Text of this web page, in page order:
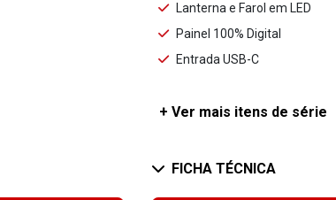
Lanterna e Farol em LED
Painel 100% Digital
Entrada USB-C
+ Ver mais itens de série
FICHA TÉCNICA